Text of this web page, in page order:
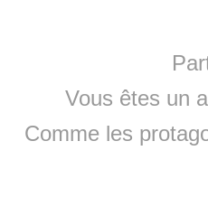
Vous êtes un
Comme les